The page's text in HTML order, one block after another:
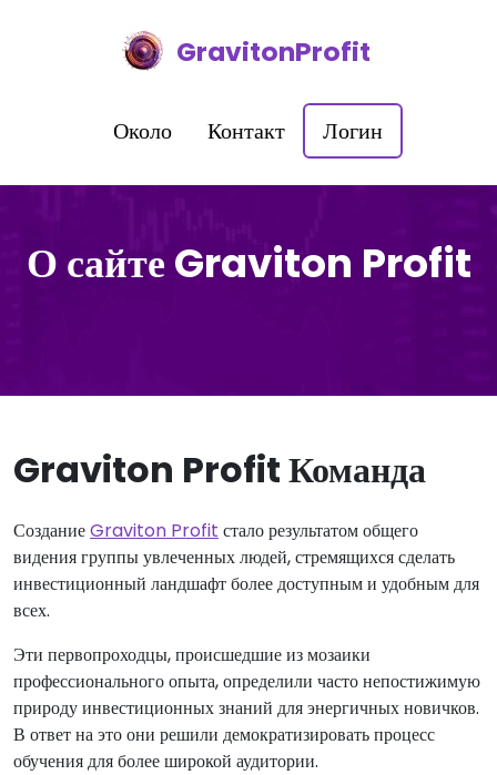
GravitonProfit
Около Контакт Логин
О сайте Graviton Profit
Graviton Profit Команда
СозданиеGraviton Profit стало результатом общего
видения группы увлеченных людей, стремящихся сделать
инвестиционный ландшафт более доступным и удобным для
всех.
Эти первопроходцы, происшедшие из мозаики
профессионального опыта, определили часто непостижимую
природу инвестиционных знаний для энергичных новичков.
В ответ на это они решили демократизировать процесс
обучения для более широкой аудитории.